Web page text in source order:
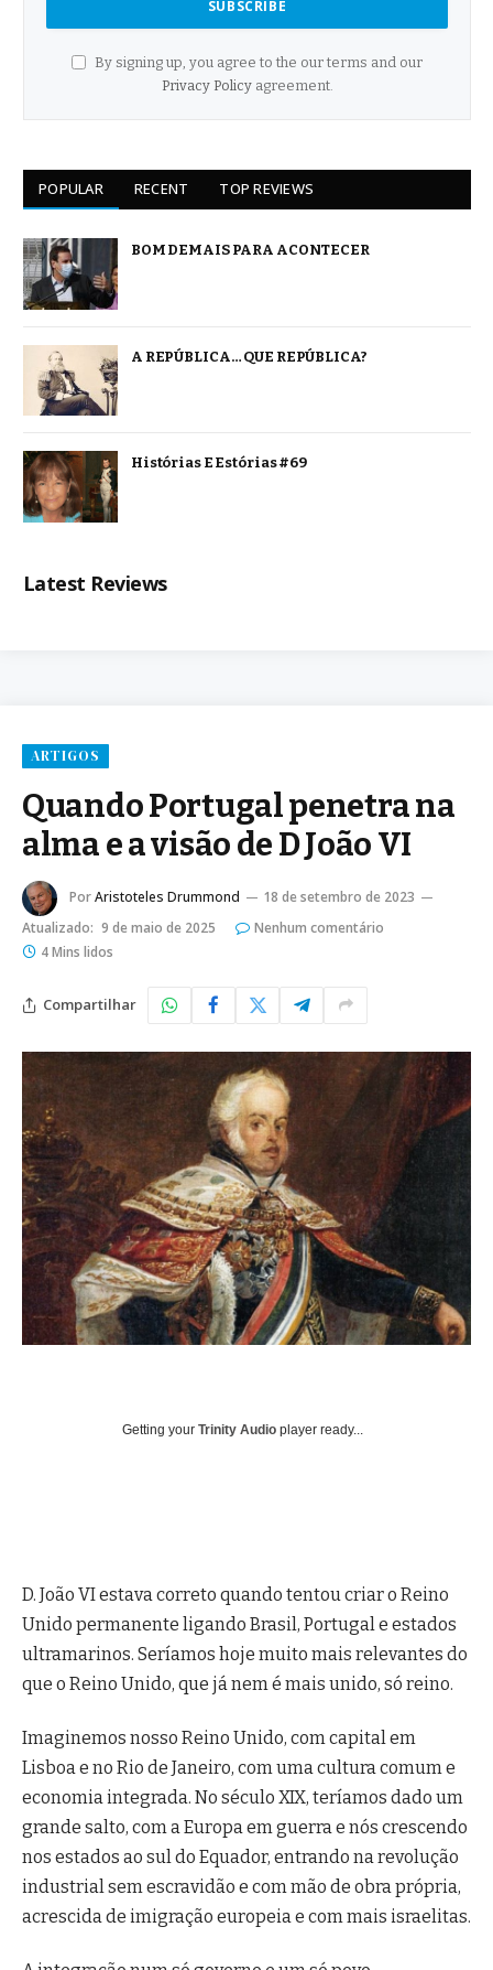
By signing up, you agree to the our terms and our
Privacy Policyagreement.
POPULAR RECENT TOP REVIEWS
BOM DEMAIS PARA ACONTECER
A REPÚBLICA… QUE REPÚBLICA?
Histórias E Estórias #69
Latest Reviews
ARTIGOS
Quando Portugal penetra na
alma e a visão de D João VI
PorAristoteles Drummond
18 de setembro de 2023
Atualizado: 9 de maio de 2025
Nenhum comentário
4 Mins lidos
Compartilhar
Getting your Trinity Audio player ready...
D. João VI estava correto quando tentou criar o Reino
Unido permanente ligando Brasil, Portugal e estados
ultramarinos. Seríamos hoje muito mais relevantes do
que o Reino Unido, que já nem é mais unido, só reino.
Imaginemos nosso Reino Unido, com capital em
Lisboa e no Rio de Janeiro, com uma cultura comum e
economia integrada. No século XIX, teríamos dado um
grande salto, com a Europa em guerra e nós crescendo
nos estados ao sul do Equador, entrando na revolução
industrial sem escravidão e com mão de obra própria,
acrescida de imigração europeia e com mais israelitas.